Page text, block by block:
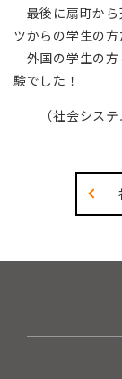
最後に扇町から
ツからの学生の方
外国の学生の方
験でした！
（社会システ